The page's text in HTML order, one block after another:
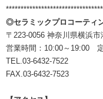
◎セラミックプロコーティ
〒223-0056 神奈川県横浜
営業時間：10:00～19:00
TEL.03-6432-7522
FAX.03-6432-7523